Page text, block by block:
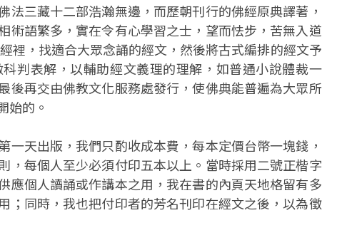
法三藏十二部浩瀚無邊，而歷朝刊行的佛經原典譯著，
術語繁多，實在令有心學習之士，望而怯步，苦無入道
裡，找適合大眾念誦的經文，然後將古式編排的經文予
判表解，以輔助經文義理的理解，如普通小說體裁一
後再交由佛教文化服務處發行，使佛典能普遍為大眾所
始的。
一天出版，我們只酌收成本費，每本定價台幣一塊錢，
，每個人至少必須付印五本以上。當時採用二號正楷字
應個人讀誦或作講本之用，我在書的內頁天地格留有多
；同時，我也把付印者的芳名刊印在經文之後，以為徵